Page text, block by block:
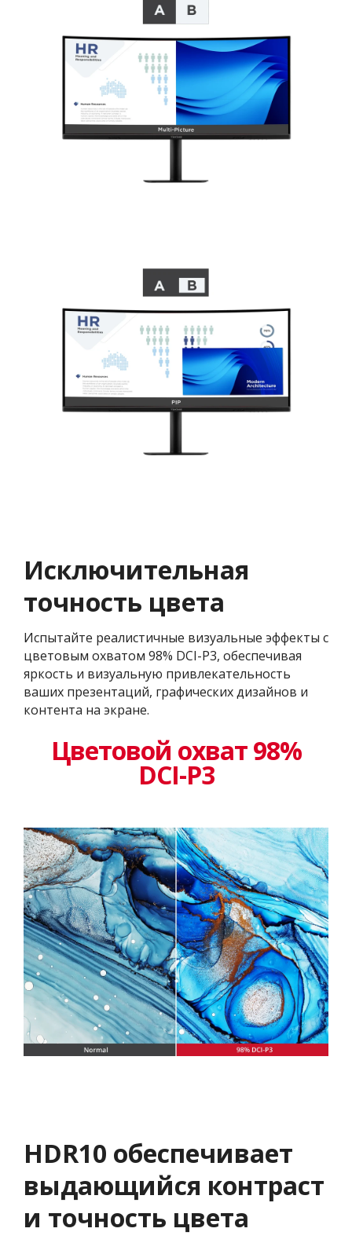
Исключительная
точность цвета
Испытайте реалистичные визуальные эффекты с
цветовым охватом 98% DCI-P3, обеспечивая
яркость и визуальную привлекательность
ваших презентаций, графических дизайнов и
контента на экране.
Цветовой охват 98%
DCI-P3
HDR10 обеспечивает
выдающийся контраст
и точность цвета